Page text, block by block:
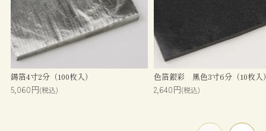
錫箔4寸2分（100枚入）
5,060円(税込)
色箔銀彩 黒色3寸6分（10枚入
2,640円(税込)